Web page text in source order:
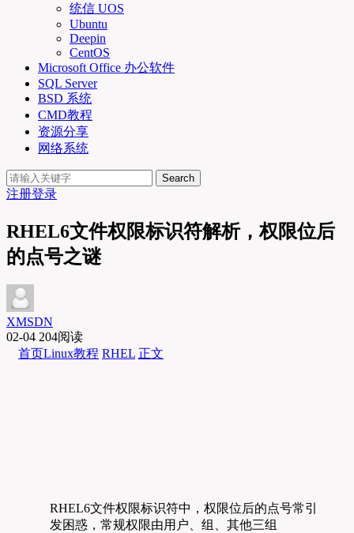
统信 UOS
Ubuntu
Deepin
CentOS
Microsoft Office 办公软件
SQL Server
BSD 系统
CMD教程
资源分享
网络系统
Search
注册登录
RHEL6文件权限标识符解析，权限位后
的点号之谜
XMSDN
02-04 204阅读
首页Linux教程 RHEL 正文
RHEL6文件权限标识符中，权限位后的点号常引
发困惑，常规权限由用户、组、其他三组